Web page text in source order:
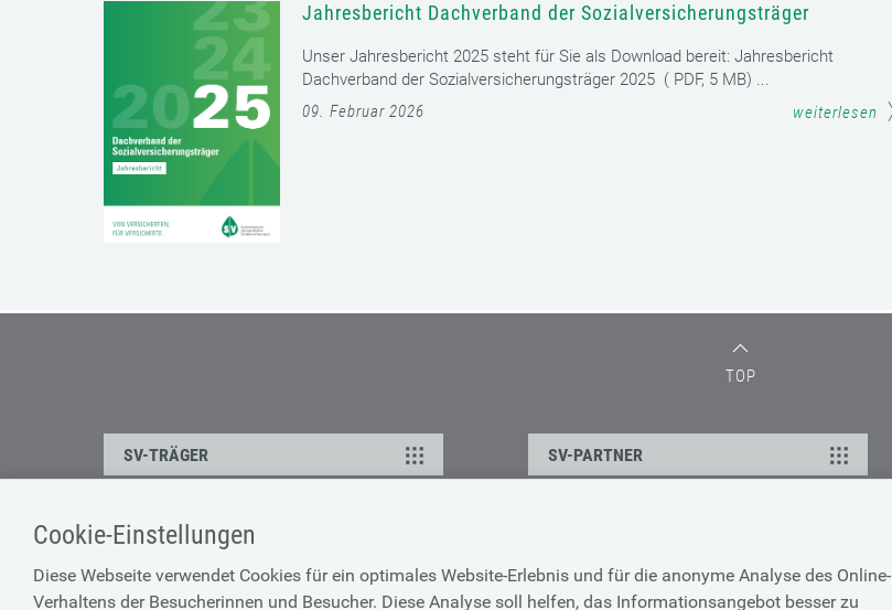
Cookie-Einstellungen
Diese Webseite verwendet Cookies für ein optimales Website-Erlebnis und für die anonyme Analyse des Online-
Verhaltens der Besucherinnen und Besucher. Diese Analyse soll helfen, das Informationsangebot besser zu
Jahresbericht Dachverband der Sozialversicherungsträger
Unser Jahresbericht 2025 steht für Sie als Download bereit: Jahresbericht
Dachverband der Sozialversicherungsträger 2025 ( PDF, 5 MB) ...
09. Februar 2026
weiterlesen
TOP
SV-TRÄGER SV-PARTNER
ÜBER UNS
Kontakt
Barrierefreiheitserklärung
Cookie-Erklärung